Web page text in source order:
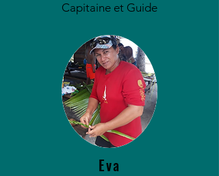
Capitaine et Guide
Eva